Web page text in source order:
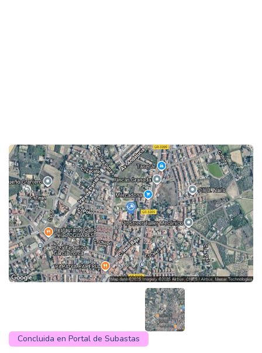
Concluida en Portal de Subastas